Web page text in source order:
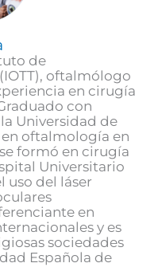
de
oftalmólogo
en cirugía
con
Universidad de
en oftalmología en
formó en cirugía
Universitario
uso del láser
en
y es
sociedades
Española de